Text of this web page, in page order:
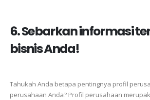
6. Sebarkaninformasi
bisnisAnda!
Tahukah Anda betapa pentingnya profil
perusahaan Anda? Profil perusahaan